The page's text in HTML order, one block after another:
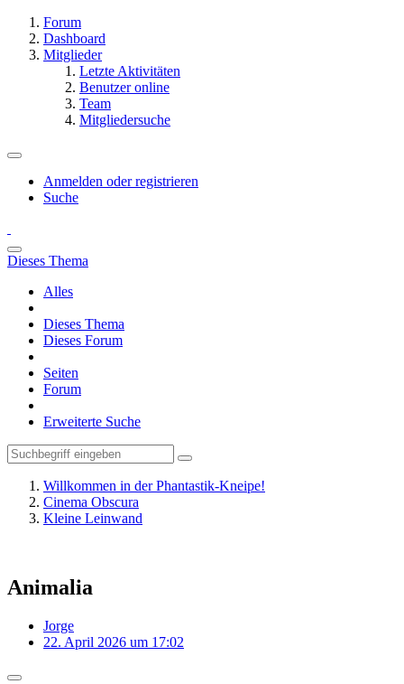
Forum
Dashboard
Mitglieder
Letzte Aktivitäten
Benutzer online
Team
Mitgliedersuche
Anmelden oder registrieren
Suche
Dieses Thema
Alles
Dieses Thema
Dieses Forum
Seiten
Forum
Erweiterte Suche
Willkommen in der Phantastik-Kneipe!
Cinema Obscura
Kleine Leinwand
Animalia
Jorge
22. April 2026 um 17:02